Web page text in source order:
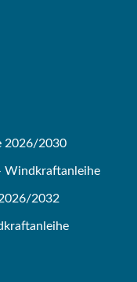
2026/2030
Windkraftanleihe
2032